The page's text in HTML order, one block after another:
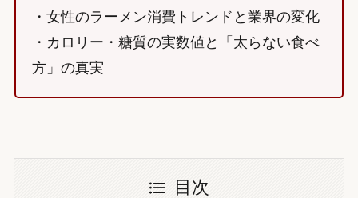
・女性のラーメン消費トレンドと業界の変化
・カロリー・糖質の実数値と「太らない食べ
方」の真実
目次